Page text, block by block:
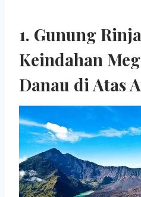
1. Gunung
Keindahan
Danau di Atas